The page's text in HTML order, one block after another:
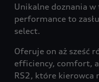
Unikalne doznania w
performance to
select.
Oferuje on aż sześć
efficiency, comfort,
RS2, które kierowca